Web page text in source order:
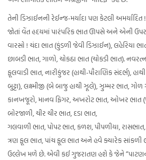
તેની ડિઝાઈનની રેઈન્જ-મર્યાદા પણ કેટલી
જોતાં વેંત હૃદયમાં પારંપરિક ભાત ઊપસે અને એની
વારસો ! ચંદા ભાત (કુંડળી જેવી ડિઝાઈન), લહેરિયા
છાબડી ભાત, ગાળો, ચોકઠા ભાત (ચોકડી ભાત).
ફૂલવાડી ભાત, નારીકુંજર (હાથી-પૌરાણિક સંદર્ભ),
બુટ્ટા), લક્ષ્મીજી (બે બાજુ હાથી ઝૂલે), ઝુમ્મર ભાત,
કાનખજૂરો, માનવ ફિગર, અખરોટ ભાત, ઓખર ભાત
બોરજાળી, ચીર ચીર ભાત, દડા ભાત,
ગલવાળી ભાત, પોપટ ભાત, કળશ, પીપળીયા,
ત્રણ ફૂલ ભાત, પાંચ ફૂલ ભાત અને હવે ક્યારેક સાંકળી
ઉલ્લેખ મળે છે. એવી કઈ ગુજરાતણ હશે કે જેને ”પાટણનાં